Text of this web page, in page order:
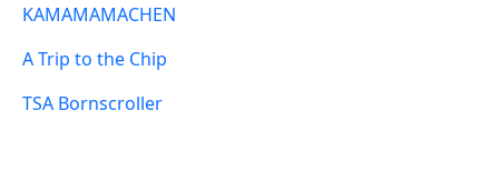
KAMAMAMACHEN
A Trip to the Chip
TSA Bornscroller